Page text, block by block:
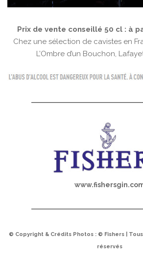
Prix de vente conseillé 50 cl : à
Chez une sélection de cavistes en
L’Ombre d’un Bouchon,
© Copyright & Crédits Photos : © Fishers |
réservés